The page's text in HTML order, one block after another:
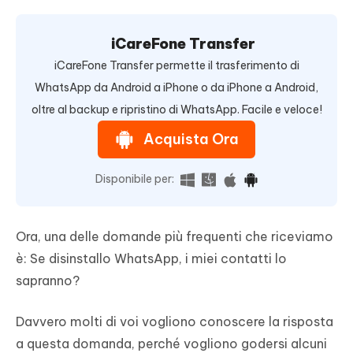
iCareFone Transfer
iCareFone Transfer permette il trasferimento di
WhatsApp da Android a iPhone o da iPhone a Android,
oltre al backup e ripristino di WhatsApp. Facile e veloce!
Acquista Ora
Disponibile per:
Ora, una delle domande più frequenti che riceviamo
è: Se disinstallo WhatsApp, i miei contatti lo
sapranno?
Davvero molti di voi vogliono conoscere la risposta
a questa domanda, perché vogliono godersi alcuni